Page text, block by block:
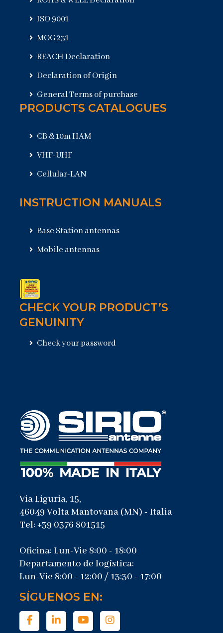
ISO 9001
MOG231
REACH Declaration
Declaration of Origin
General Terms of purchase
PRODUCTS CATALOGUES
CB & 10m HAM
VHF-UHF
Cellular-LAN
INSTRUCTION MANUALS
Base Station antennas
Mobile antennas
CHECK YOUR PRODUCT’S
GENUINITY
Check your password
Via Liguria, 15,
46049 Volta Mantovana (MN) - Italia
Tel: +39 0376 801515
Oficina: Lun-Vie 8:00 - 18:00
Departamento de logística:
Lun-Vie 8:00 - 12:00 / 13:30 - 17:00
SÍGUENOS EN: